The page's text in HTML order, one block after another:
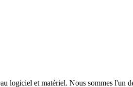
logiciel et matériel. Nous sommes l'un